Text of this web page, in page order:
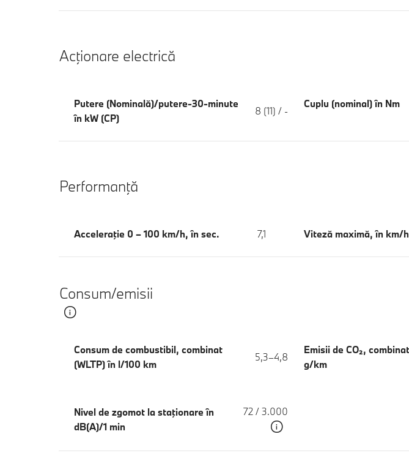
Acţionare electrică
Putere (Nominală)/putere-30-minute
în kW (CP)
8 (11) / -
Cuplu (nominal) în Nm
Performanţă
Acceleraţie 0 – 100 km/h, în sec. 7,1 Viteză maximă, în km/h
Consum/emisii
Consum de combustibil, combinat
(WLTP) în l/100 km
5,3–4,8
Emisii de CO₂,
g/km
Nivel de zgomot la staţionare în
dB(A)/1 min
72 / 3.000